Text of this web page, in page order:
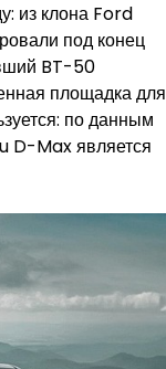
из клона Ford
под конец
BT-50
площадка для
по данным
D-Max является